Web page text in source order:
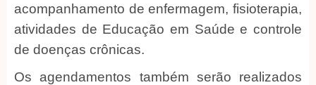
acompanhamento de enfermagem, fisioterapia,
atividades de Educação em Saúde e controle
de doenças crônicas.
Os agendamentos também serão realizados